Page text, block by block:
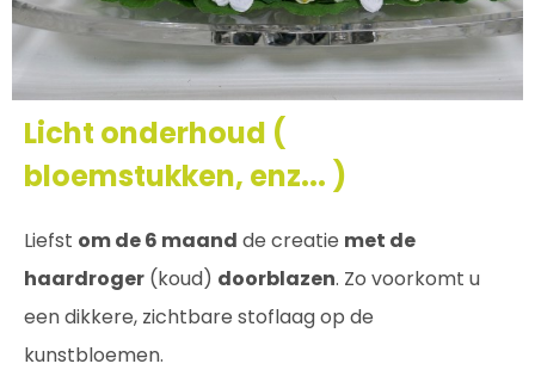
Licht onderhoud (
bloemstukken, enz... )
Liefst om de 6 maand de creatie met de
haardroger (koud) doorblazen. Zo voorkomt u
een dikkere, zichtbare stoflaag op de
kunstbloemen.